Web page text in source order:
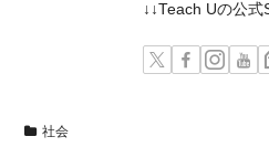
↓↓Teach Uの公
社会